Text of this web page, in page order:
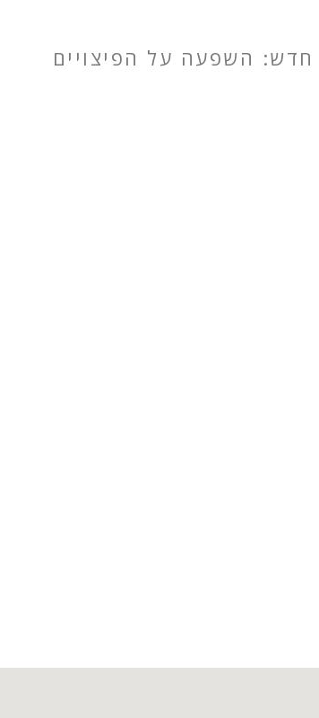
חדש: השפעה על הפיצויים